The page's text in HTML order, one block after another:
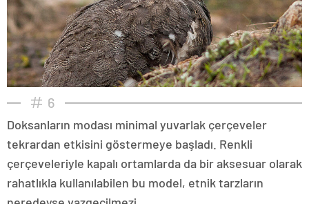
6
Doksanların modası minimal yuvarlak çerçeveler
tekrardan etkisini göstermeye başladı. Renkli
çerçeveleriyle kapalı ortamlarda da bir aksesuar olarak
rahatlıkla kullanılabilen bu model, etnik tarzların